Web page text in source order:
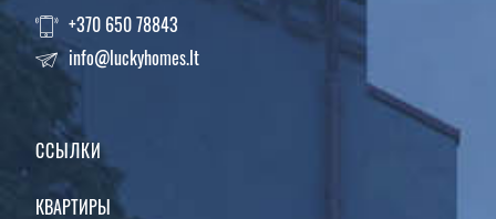
+370 650 78843
info@luckyhomes.lt
ССЫЛКИ
КВАРТИРЫ